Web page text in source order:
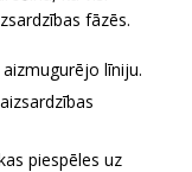
fāzēs.
līniju.
piespēles uz